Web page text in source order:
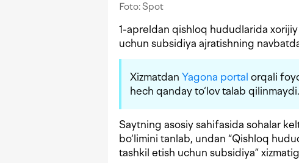
Foto: Spot
1-apreldan qishloq hududlarida
uchun subsidiya ajratishning
Xizmatdan Yagona portal orqali
hech qanday to‘lov talab qilinmaydi.
Saytning asosiy sahifasida sohalar
bo‘limini tanlab, undan “Qishloq
tashkil etish uchun subsidiya”